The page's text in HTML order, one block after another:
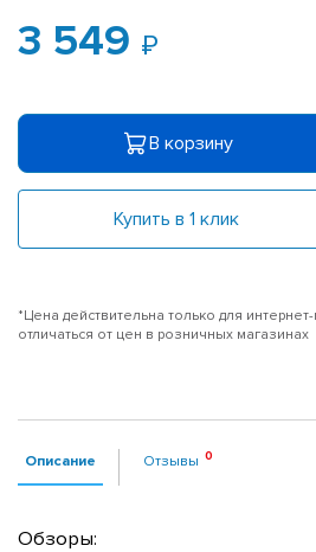
3 549
В корзину
Купить в 1 клик
*Цена действительна только для
отличаться от цен в розничных магазинах
Описание Отзывы
Обзоры: